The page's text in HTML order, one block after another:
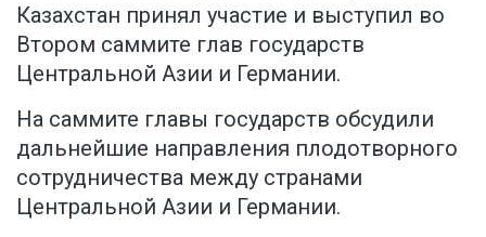
Казахстан принял участие и выступил во
Втором саммите глав государств
Центральной Азии и Германии.
На саммите главы государств обсудили
дальнейшие направления плодотворного
сотрудничества между странами
Центральной Азии и Германии.